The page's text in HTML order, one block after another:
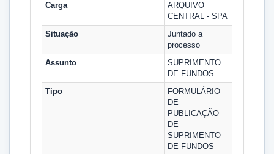
Carga
ARQUIVO
CENTRAL - SPA
Situação
Juntado a
processo
Assunto
SUPRIMENTO
DE FUNDOS
Tipo
FORMULÁRIO
DE
PUBLICAÇÃO
DE
SUPRIMENTO
DE FUNDOS